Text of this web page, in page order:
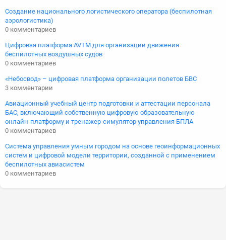
Создание национального логистического оператора (беспилотная
аэрологистика)
0 комментариев
Цифровая платформа AVTM для организации движения
беспилотных воздушных судов
0 комментариев
«Небосвод» – цифровая платформа организации полетов БВС
3 комментарии
Авиационный учебный центр подготовки и аттестации персонала
БАС, включающий собственную цифровую образовательную
онлайн-платформу и тренажер-симулятор управления БПЛА
0 комментариев
Система управления умным городом на основе геоинформационных
систем и цифровой модели территории, созданной с применением
беспилотных авиасистем
0 комментариев